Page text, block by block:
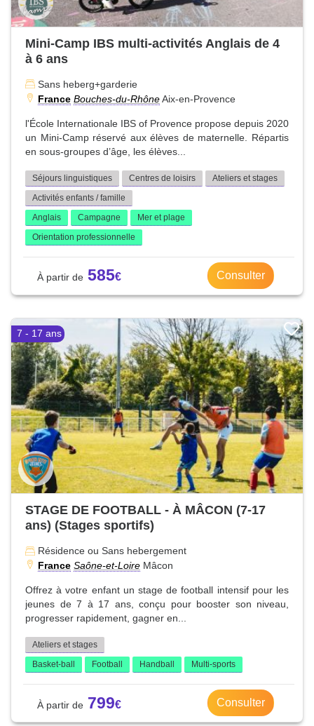
Mini-Camp IBS multi-activités Anglais de 4
à 6 ans
Sans heberg+garderie
France Bouches-du-RhôneAix-en-Provence
l'École Internationale IBS of Provence propose depuis 2020
un Mini-Camp réservé aux élèves de maternelle. Répartis
en sous-groupes d’âge, les élèves...
Séjours linguistiques Centres de loisirs
Ateliers et stages
Activités enfants / famille
Anglais
Campagne
Mer et plage
Orientation professionnelle
585 Consulter
7 - 17 ans
STAGE DE FOOTBALL - À MÂCON (7-17
ans) (Stages sportifs)
Résidence ou Sans hebergement
France Saône-et-Loire Mâcon
Offrez à votre enfant un stage de football intensif pour les
jeunes de 7 à 17 ans, conçu pour booster son niveau,
progresser rapidement, gagner en...
Ateliers et stages
Basket-ball
Football Handball Multi-sports
799 Consulter